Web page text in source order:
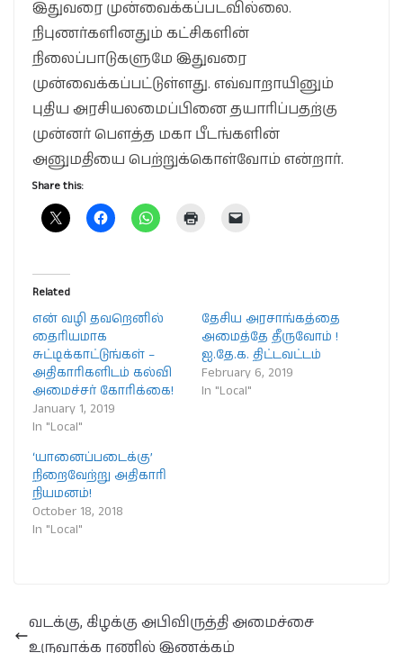
இதுவரை முன்வைக்கப்படவில்லை.
நிபுணர்களினதும் கட்சிகளின்
நிலைப்பாடுகளுமே இதுவரை
முன்வைக்கப்பட்டுள்ளது. எவ்வாறாயினும்
புதிய அரசியலமைப்பினை தயாரிப்பதற்கு
முன்னர் பௌத்த மகா பீடங்களின்
அனுமதியை பெற்றுக்கொள்வோம் என்றார்.
Share this:
Related
என் வழி தவறெனில்
தைரியமாக
சுட்டிக்காட்டுங்கள் –
அதிகாரிகளிடம் கல்வி
அமைச்சர் கோரிக்கை!
January 1, 2019
In "Local"
தேசிய அரசாங்கத்தை
அமைத்தே தீருவோம் !
ஐ.தே.க. திட்டவட்டம்
February 6, 2019
In "Local"
‘யானைப்படைக்கு’
நிறைவேற்று அதிகாரி
நியமனம்!
October 18, 2018
In "Local"
வடக்கு, கிழக்கு அபிவிருத்தி அமைச்சை
உருவாக்க ரணில் இணக்கம்